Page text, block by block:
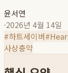
윤서연
·2026년 4월 14일
#하트세이버#
사상충약